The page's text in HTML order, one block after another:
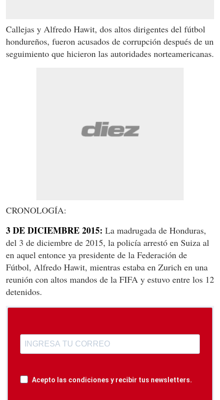
Callejas y Alfredo Hawit, dos altos dirigentes del fútbol
hondureños, fueron acusados de corrupción después de un
seguimiento que hicieron las autoridades norteamericanas.
CRONOLOGÍA:
3 DE DICIEMBRE 2015: La madrugada de Honduras,
del 3 de diciembre de 2015, la policía arrestó en Suiza al
en aquel entonce ya presidente de la Federación de
Fútbol, Alfredo Hawit, mientras estaba en Zurich en una
reunión con altos mandos de la FIFA y estuvo entre los 12
detenidos.
Acepto las condiciones y recibir tus newsletters.